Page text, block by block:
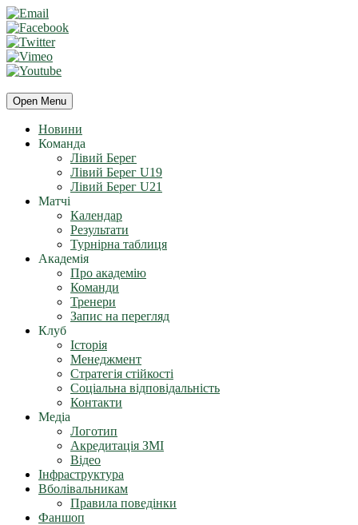
Open Menu
Новини
Команда
Лівий Берег
Лівий Берег U19
Лівий Берег U21
Матчі
Календар
Результати
Турнірна таблиця
Академія
Про академію
Команди
Тренери
Запис на перегляд
Клуб
Історія
Менеджмент
Стратегія стійкості
Соціальна відповідальність
Контакти
Медіа
Логотип
Акредитація ЗМІ
Відео
Інфраструктура
Вболівальникам
Правила поведінки
Фаншоп